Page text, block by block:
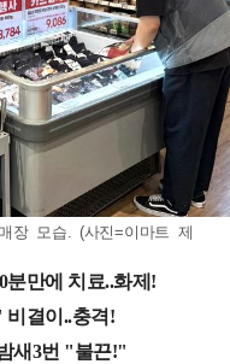
장 모습. (사진=이마트 제